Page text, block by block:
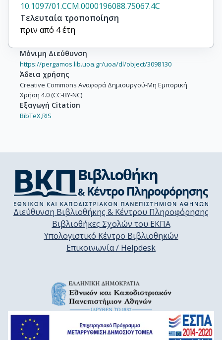
10.1097/01.CCM.0000196088.75067.4C
Τελευταία τροποποίηση
πριν από 4 έτη
Μόνιμη Διεύθυνση
https://pergamos.lib.uoa.gr/uoa/dl/object/3098130
Άδεια χρήσης
Creative Commons Αναφορά Δημιουργού-Μη Εμπορική
Χρήση 4.0 (CC-BY-NC)
Εξαγωγή Citation
BibTeX,RIS
Διεύθυνση Βιβλιοθήκης & Κέντρου Πληροφόρησης
Βιβλιοθήκες Σχολών του ΕΚΠΑ
Υπολογιστικό Κέντρο Βιβλιοθηκών
Επικοινωνία / Helpdesk